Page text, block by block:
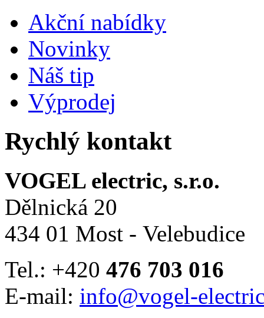
Akční nabídky
Novinky
Náš tip
Výprodej
Rychlý kontakt
VOGEL electric, s.r.o.
Dělnická 20
434 01 Most - Velebudice
Tel.: +420 476 703 016
E-mail: info@vogel-